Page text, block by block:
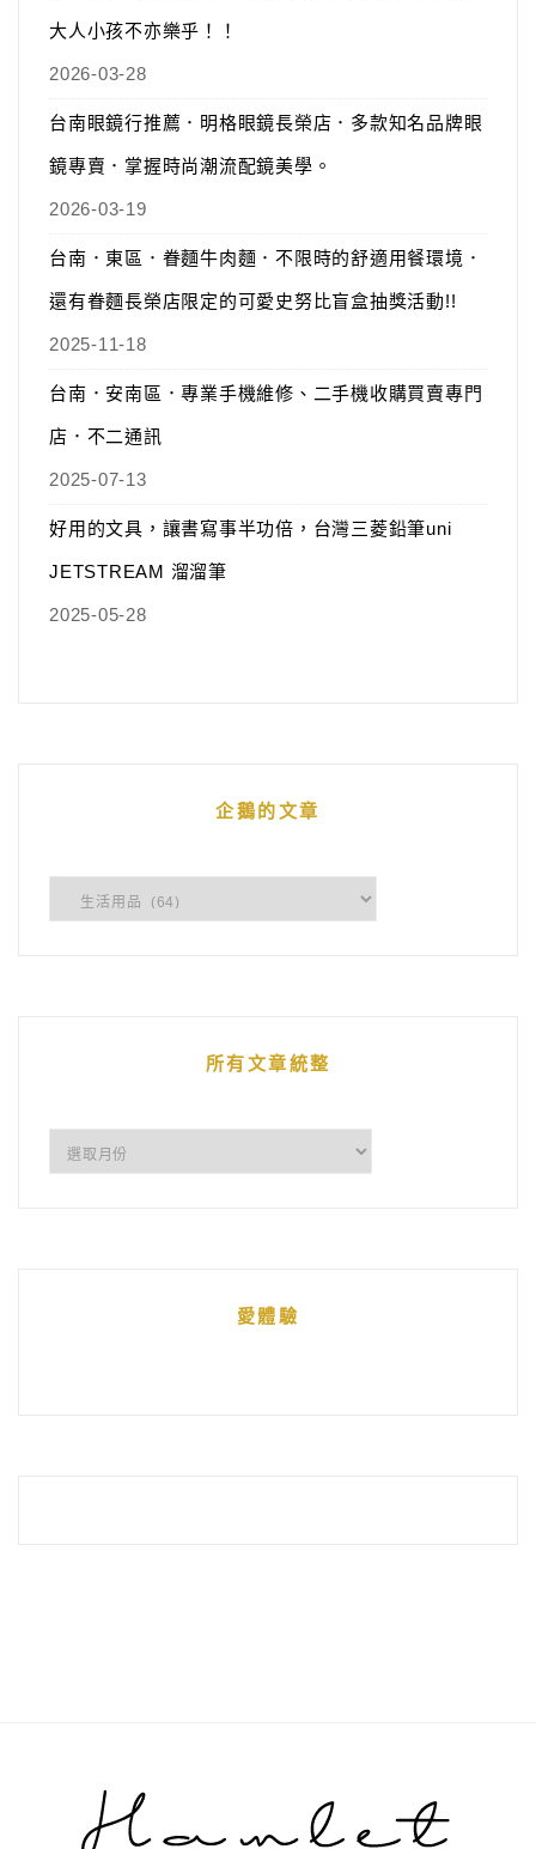
大人小孩不亦樂乎！！
2026-03-28
台南眼鏡行推薦．明格眼鏡長榮店．多款知名品牌眼
鏡專賣．掌握時尚潮流配鏡美學。
2026-03-19
台南．東區．眷麵牛肉麵．不限時的舒適用餐環境．
還有眷麵長榮店限定的可愛史努比盲盒抽獎活動!!
2025-11-18
台南．安南區．專業手機維修、二手機收購買賣專門
店．不二通訊
2025-07-13
好用的文具，讓書寫事半功倍，台灣三菱鉛筆uni
JETSTREAM 溜溜筆
2025-05-28
企鵝的文章
所有文章統整
愛體驗